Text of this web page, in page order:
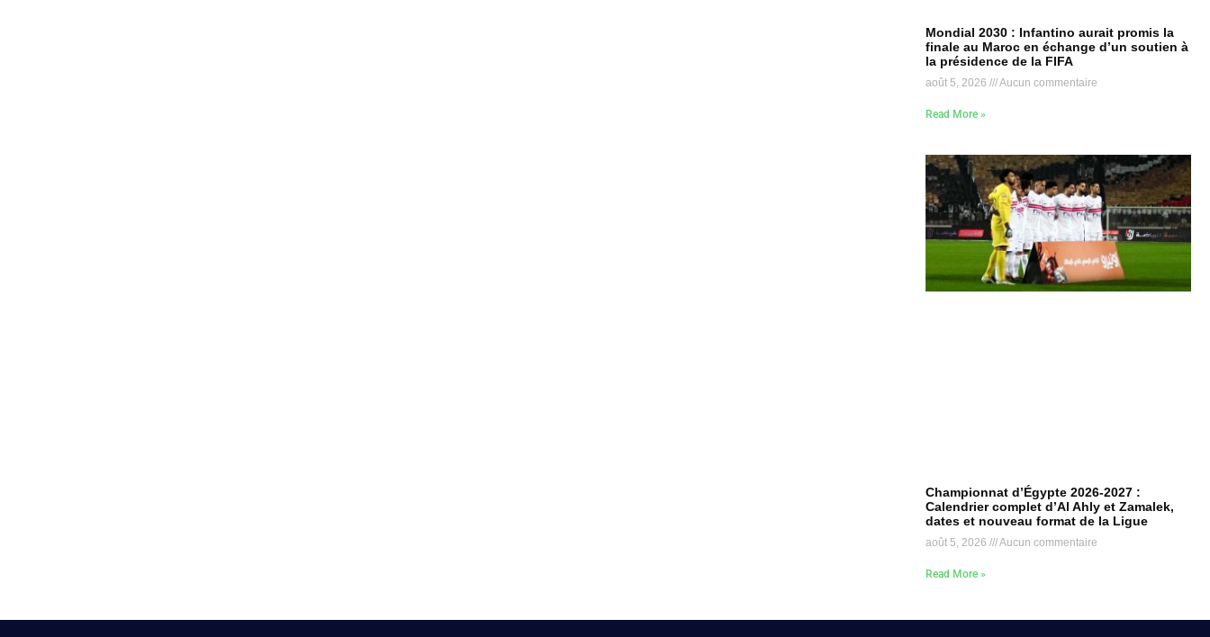
Mondial 2030 : Infantino aurait promis la
finale au Maroc en échange d’un soutien à
la présidence de la FIFA
août 5, 2026 Aucun commentaire
Read More »
Championnat d’Égypte 2026-2027 :
Calendrier complet d’Al Ahly et Zamalek,
dates et nouveau format de la Ligue
août 5, 2026 Aucun commentaire
Read More »